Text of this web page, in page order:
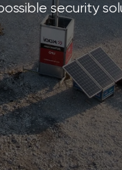
security